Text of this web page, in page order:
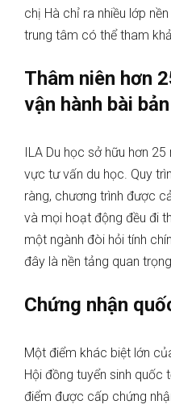
chị Hà chỉ ra nhiều lớp
trung tâm có thể tham
Thâm niên hơn
vận hành bài bản
ILA Du học sở hữu hơn
vực tư vấn du học. Quy
ràng, chương trình được
và mọi hoạt động đều đi
một ngành đòi hỏi tính
đây là nền tảng quan
Chứng nhận
Một điểm khác biệt lớn
Hội đồng tuyển sinh quốc
điểm được cấp chứng